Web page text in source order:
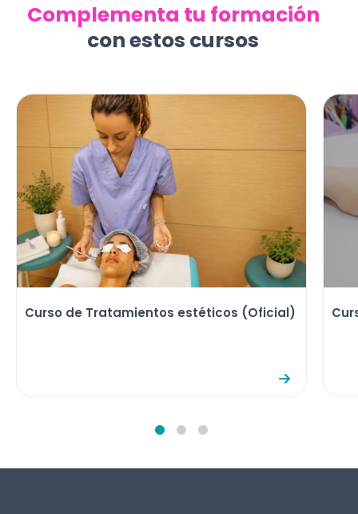
Complementa tu formación
con estos cursos
Curso de Tratamientos estéticos (Oficial)